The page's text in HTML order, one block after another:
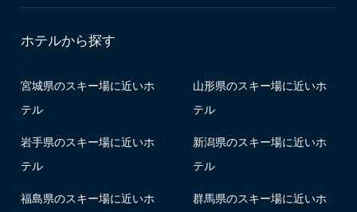
ホテルから探す
宮城県のスキー場に近いホ
テル
山形県のスキー場に近いホ
テル
岩手県のスキー場に近いホ
テル
新潟県のスキー場に近いホ
テル
福島県のスキー場に近いホ
群馬県のスキー場に近いホ